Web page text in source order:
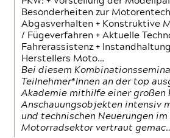
Besonderheiten zur
Abgasverhalten + Konstruktive
/ Fügeverfahren + Aktuelle
Fahrerassistenz +
Herstellers Moto…
Bei diesem
Teilnehmer*Innen an der top
Akademie mithilfe einer großen
Anschauungsobjekten intensiv
und technischen Neuerungen im
Motorradsektor vertraut